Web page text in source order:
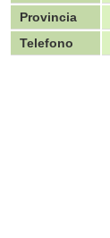
Provincia
Telefono